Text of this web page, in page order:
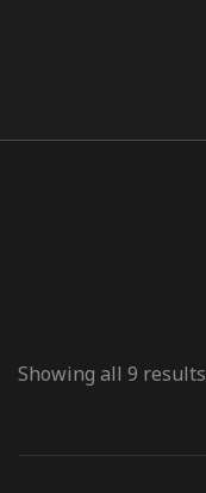
Showing all 9 results